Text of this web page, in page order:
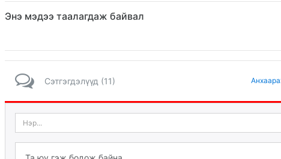
Энэ мэдээ таалагдаж байвал
Сэтгэгдэлүүд (11)